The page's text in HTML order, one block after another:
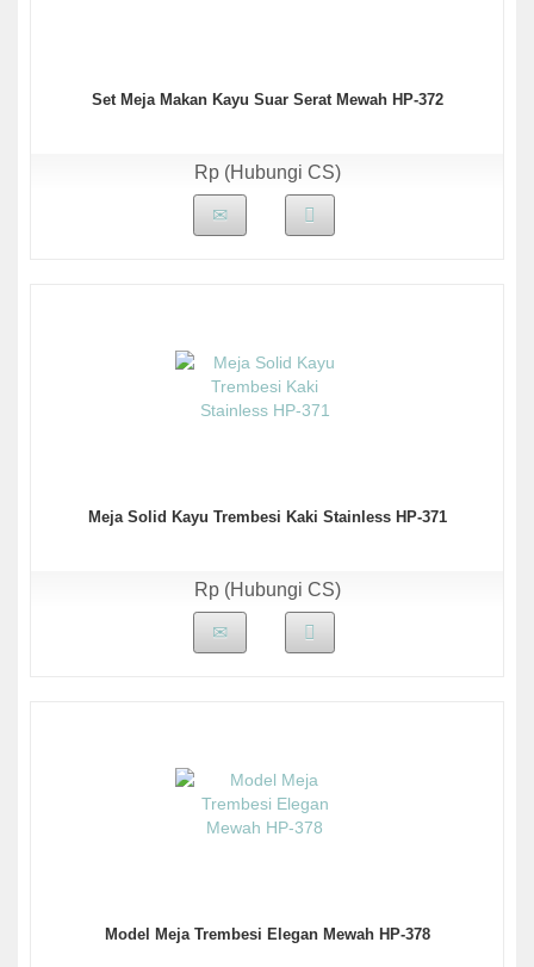
Set Meja Makan Kayu Suar Serat Mewah HP-372
Rp (Hubungi CS)
Meja Solid Kayu Trembesi Kaki Stainless HP-371
Rp (Hubungi CS)
Model Meja Trembesi Elegan Mewah HP-378